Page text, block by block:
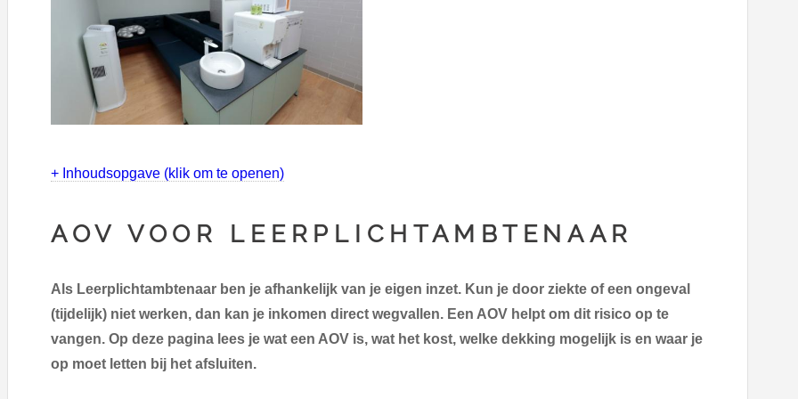
+ Inhoudsopgave (klik om te openen)
AOV VOOR LEERPLICHTAMBTENAAR
Als Leerplichtambtenaar ben je afhankelijk van je eigen inzet. Kun je door ziekte of een ongeval
(tijdelijk) niet werken, dan kan je inkomen direct wegvallen. Een AOV helpt om dit risico op te
vangen. Op deze pagina lees je wat een AOV is, wat het kost, welke dekking mogelijk is en waar je
op moet letten bij het afsluiten.